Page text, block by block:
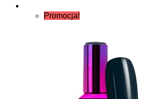
Promocja!